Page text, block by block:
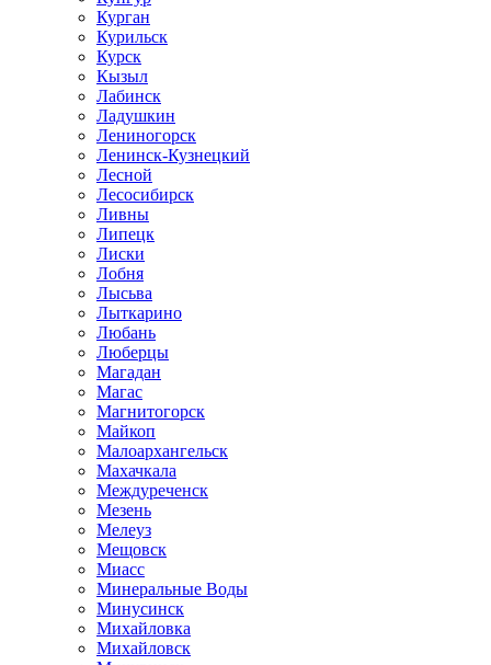
Курган
Курильск
Курск
Кызыл
Лабинск
Ладушкин
Лениногорск
Ленинск-Кузнецкий
Лесной
Лесосибирск
Ливны
Липецк
Лиски
Лобня
Лысьва
Лыткарино
Любань
Люберцы
Магадан
Магас
Магнитогорск
Майкоп
Малоархангельск
Махачкала
Междуреченск
Мезень
Мелеуз
Мещовск
Миасс
Минеральные Воды
Минусинск
Михайловка
Михайловск